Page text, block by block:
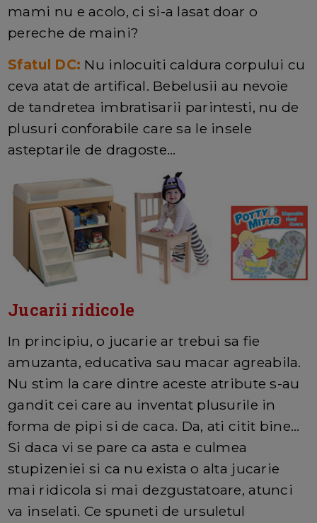
mami nu e acolo, ci si-a lasat doar o
pereche de maini?
Sfatul DC: Nu inlocuiti caldura corpului cu
ceva atat de artifical. Bebelusii au nevoie
de tandretea imbratisarii parintesti, nu de
plusuri conforabile care sa le insele
asteptarile de dragoste...
Jucarii ridicole
In principiu, o jucarie ar trebui sa fie
amuzanta, educativa sau macar agreabila.
Nu stim la care dintre aceste atribute s-au
gandit cei care au inventat plusurile in
forma de pipi si de caca. Da, ati citit bine...
Si daca vi se pare ca asta e culmea
stupizeniei si ca nu exista o alta jucarie
mai ridicola si mai dezgustatoare, atunci
va inselati. Ce spuneti de ursuletul